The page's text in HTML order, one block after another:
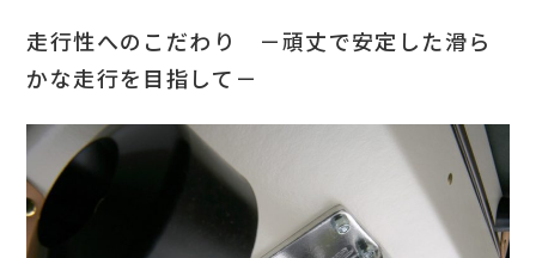
走行性へのこだわり －頑丈で安定した滑ら
かな走行を目指して－